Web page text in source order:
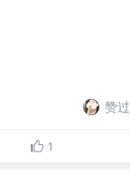
赞过
1